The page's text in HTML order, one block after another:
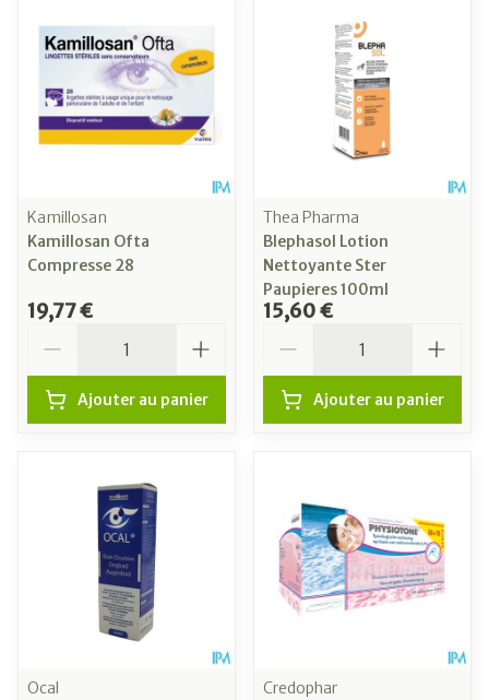
Kamillosan
Kamillosan Ofta
Compresse 28
19,77 €
Ajouter au panier
Thea Pharma
Blephasol Lotion
Nettoyante Ster
Paupieres 100ml
15,60 €
Ajouter au panier
Ocal
Credophar